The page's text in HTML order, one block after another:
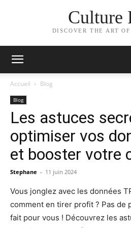
Culture
DISCOVER THE ART
Accueil Blog
Blog
Les astuces
optimiser vos
et booster votre
Stephane - 11 juin 2024
Vous jonglez avec les données
comment en tirer profit ? Pas de
fait pour vous ! Découvrez les